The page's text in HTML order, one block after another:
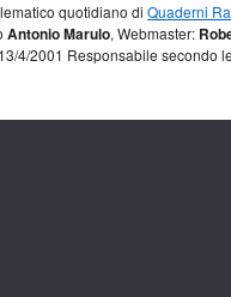
quotidiano di Quaderni
Antonio Marulo, Webmaster:
4/2001 Responsabile secondo